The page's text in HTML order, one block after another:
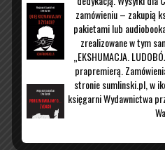
zamówieniu – zakupią
pakietami lub
zrealizowane w tym
„EKSHUMACJA.
prapremierą.
stronie sumlinski.pl, w
księgarni Wydawnictwa
W celu uzyskania